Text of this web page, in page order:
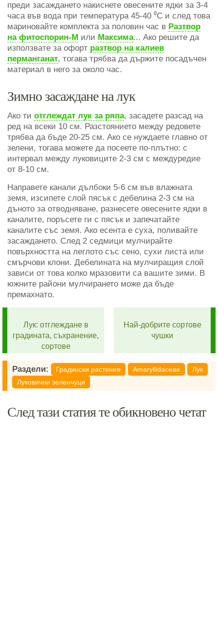
преди засаждането накиснете овесените ядки за 3-4
часа във вода при температура 45-40 ⁰C и след това
мариновайте комплекта за половин час в Разтвор
на фитоспорин-М или Максима... Ако решите да
използвате за офорт разтвор на калиев
перманганат, тогава трябва да държите посадъчен
материал в него за около час.
Зимно засаждане на лук
Ако ти отглеждат лук за ряпа, засадете разсад на
ред на всеки 10 см. Разстоянието между редовете
трябва да бъде 20-25 см. Ако се нуждаете главно от
зелени, тогава можете да посеете по-плътно: с
интервал между луковиците 2-3 см с междуредие
от 8-10 см.
Направете канали дълбоки 5-6 см във влажната
земя, изсипете слой пясък с дебелина 2-3 см на
дъното за отводняване, разнесете овесените ядки в
каналите, поръсете ги с пясък и запечатайте
каналите със земя. Ако есента е суха, поливайте
засаждането. След 2 седмици мулчирайте
повърхността на леглото със сено, сухи листа или
смърчови клони. Дебелината на мулчиращия слой
зависи от това колко мразовити са вашите зими. В
южните райони мулчирането може да бъде
премахнато.
Лук: отглеждане в
градината, съхранение,
сортове
Най-добрите сортове
чушки
Раздели: Градински растения Amaryllidaceae
Лук
Луковични зеленчуци
След тази статия те обикновено четат